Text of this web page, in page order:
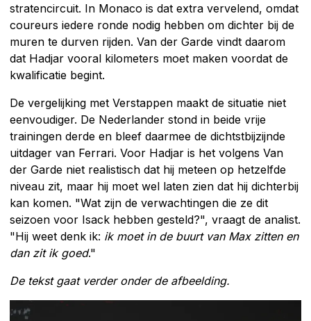
stratencircuit. In Monaco is dat extra vervelend, omdat
coureurs iedere ronde nodig hebben om dichter bij de
muren te durven rijden. Van der Garde vindt daarom
dat Hadjar vooral kilometers moet maken voordat de
kwalificatie begint.
De vergelijking met Verstappen maakt de situatie niet
eenvoudiger. De Nederlander stond in beide vrije
trainingen derde en bleef daarmee de dichtstbijzijnde
uitdager van Ferrari. Voor Hadjar is het volgens Van
der Garde niet realistisch dat hij meteen op hetzelfde
niveau zit, maar hij moet wel laten zien dat hij dichterbij
kan komen. "Wat zijn de verwachtingen die ze dit
seizoen voor Isack hebben gesteld?", vraagt de analist.
"Hij weet denk ik: ik moet in de buurt van Max zitten en
dan zit ik goed."
De tekst gaat verder onder de afbeelding.